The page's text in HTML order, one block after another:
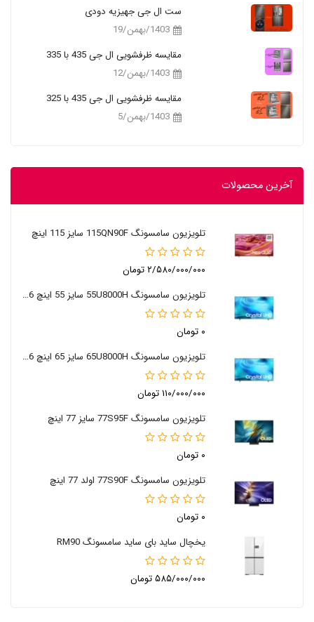
ست ال جی جهیزیه دودی
1403/بهمن/19
مقایسه ظرفشویی ال جی 435 با 335
1403/بهمن/12
مقایسه ظرفشویی ال جی 435 با 325
1403/بهمن/5
آخرین محصولات
تلویزیون سامسونگ 115QN90F سایز 115 اینچ
۲/۵۸۰/۰۰۰/۰۰۰ تومان
تلویزیون سامسونگ 55U8000H سایز 55 اینچ 2026
۰ تومان
تلویزیون سامسونگ 65U8000H سایز 65 اینچ 2026
۱۱۰/۰۰۰/۰۰۰ تومان
تلویزیون سامسونگ 77S95F سایز 77 اینچ
۰ تومان
تلویزیون سامسونگ 77S90F اولد 77 اینچ
۰ تومان
یخچال ساید بای ساید سامسونگ RM90
۵۸۵/۰۰۰/۰۰۰ تومان